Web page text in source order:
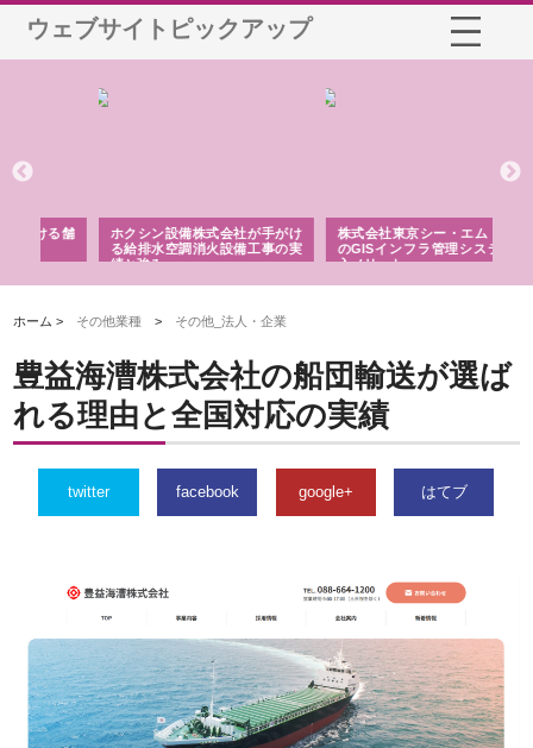
ウェブサイトピックアップ
ホクシン設備株式会社が手がけ
る給排水空調消火設備工事の実
績と強み
株式会社東京シー・エム・シー
のGISインフラ管理システム導
入メリット
ホーム > その他業種 > その他_法人・企業
豊益海漕株式会社の船団輸送が選ば
れる理由と全国対応の実績
twitter facebook google+ はてブ